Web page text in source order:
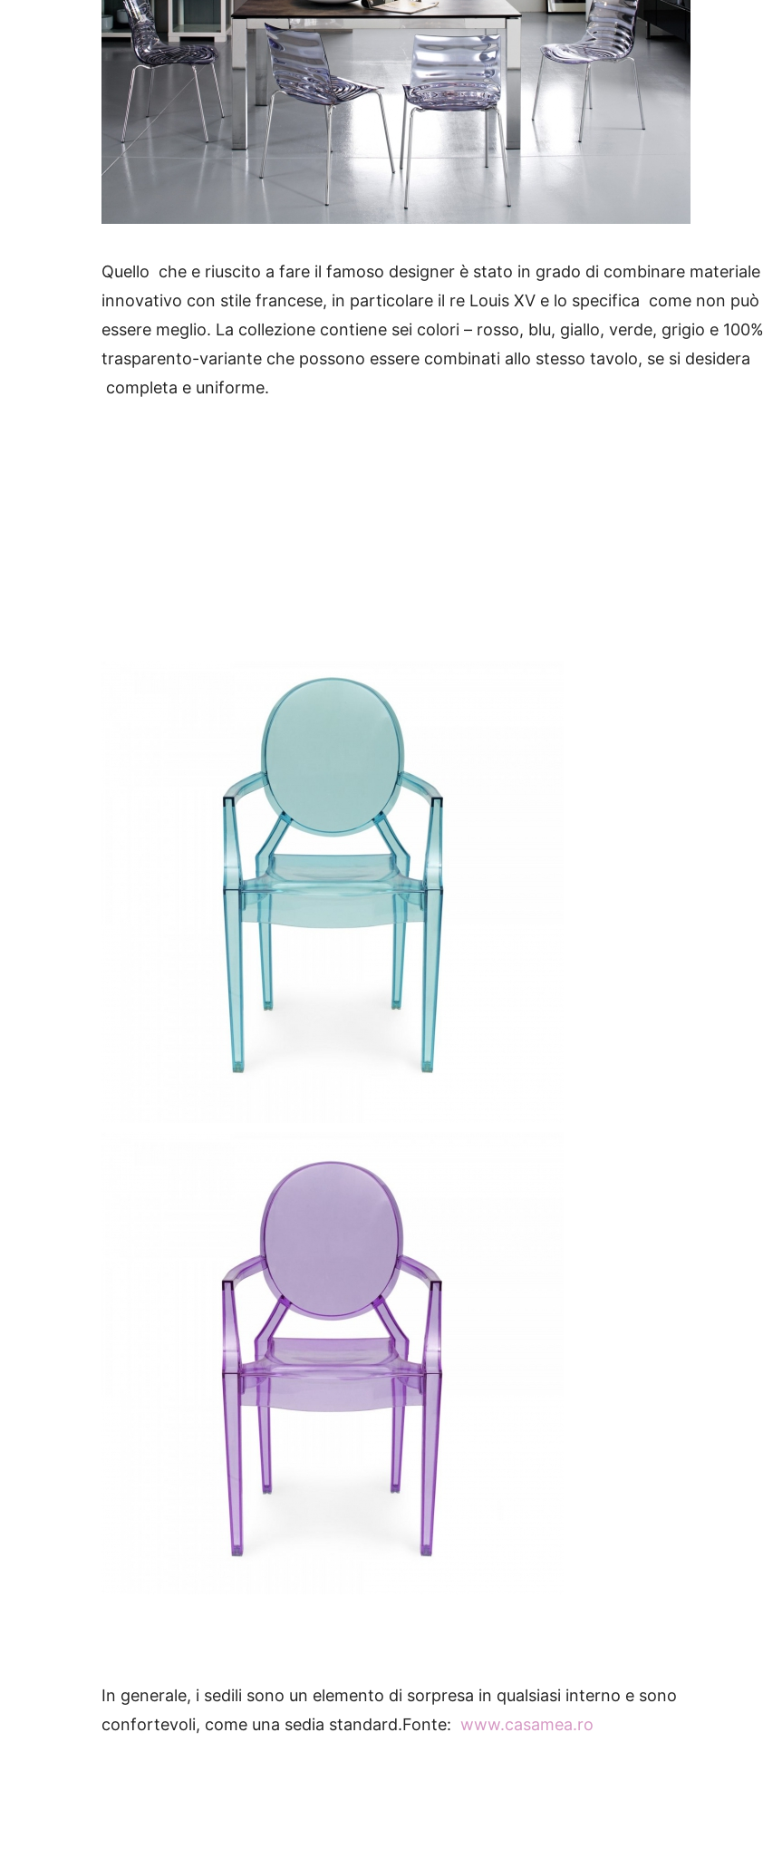
Quello che e riuscito a fare il famoso designer è stato in grado di combinare materiale
innovativo con stile francese, in particolare il re Louis XV e lo specifica come non può
essere meglio. La collezione contiene sei colori – rosso, blu, giallo, verde, grigio e 100%
trasparento-variante che possono essere combinati allo stesso tavolo, se si desidera
completa e uniforme.
In generale, i sedili sono un elemento di sorpresa in qualsiasi interno e sono
confortevoli, come una sedia standard.Fonte: www.casamea.ro